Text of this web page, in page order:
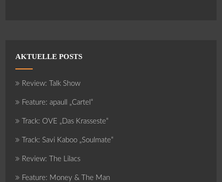
AKTUELLE POSTS
Review: Talk Show
Feature: apaull „Cartel“
Track: OVE „Das Krasseste“
Track: Savi Kaboo „Soulmate“
Review: The Lilacs
Feature: Money & The Man